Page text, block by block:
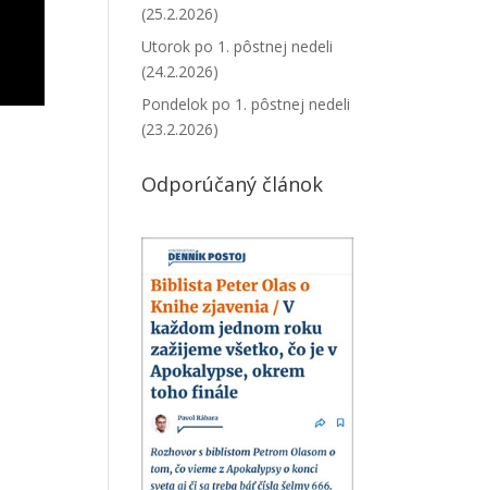
(25.2.2026)
Utorok po 1. pôstnej nedeli
(24.2.2026)
Pondelok po 1. pôstnej nedeli
(23.2.2026)
Odporúčaný článok